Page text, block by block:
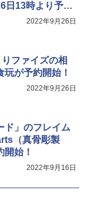
日13時より予約
2022年9月26日
ファイズの相
が予約開始！
2022年9月26日
ド」のフレイム
（真骨彫製
始！
2022年9月16日